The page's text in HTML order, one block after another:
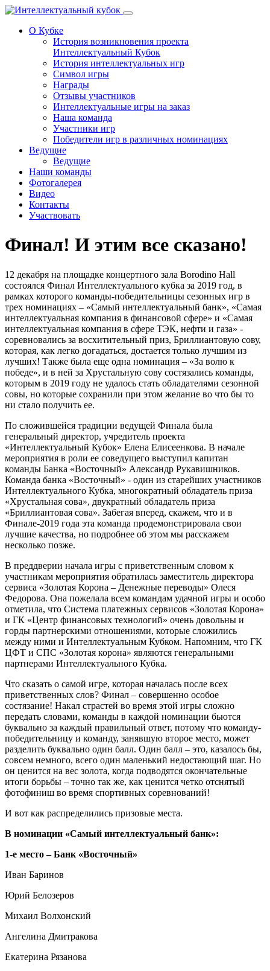
Перейти к основному содержанию
О Кубке
История возникновения проекта
Интеллектуальный Кубок
История интеллектуальных игр
Символ игры
Награды
Отзывы участников
Интеллектуальные игры на заказ
Наша команда
Участники игр
Победители игр в различных номинациях
Ведущие
Ведущие
Наши команды
Фотогалерея
Видео
Контакты
Участвовать
Финал! И этим все сказано!
12 декабря на площадке концертного зала Borodino Hall
состоялся Финал Интеллектуального кубка за 2019 год, в
рамках которого команды-победительницы сезонных игр в
трех номинациях – «Самый интеллектуальный банк», «Самая
интеллектуальная компания в финансовой сфере» и «Самая
интеллектуальная компания в сфере ТЭК, нефти и газа» -
соревновались за восхитительный приз, Бриллиантовую сову,
которая, как легко догадаться, достается только лучшим из
лучших! Также была еще одна номинация – «За волю к
победе», и в ней за Хрустальную сову состязались команды,
которым в 2019 году не удалось стать обладателями сезонной
совы, но которые сохранили при этом желание во что бы то
ни стало получить ее.
По сложившейся традиции ведущей Финала была
генеральный директор, учредитель проекта
«Интеллектуальный Кубок» Елена Елисеенкова. В начале
мероприятия в роли ее соведущего выступил капитан
команды Банка «Восточный» Александр Рукавишников.
Команда банка «Восточный» - один из старейших участников
Интеллектуального Кубка, многократный обладатель приза
«Хрустальная сова», двукратный обладатель приза
«Бриллиантовая сова». Забегая вперед, скажем, что и в
Финале-2019 года эта команда продемонстрировала свои
лучшие качества, но подробнее об этом мы расскажем
несколько позже.
В преддверии начала игры с приветственным словом к
участникам мероприятия обратилась заместитель директора
сервиса «Золотая Корона – Денежные переводы» Олеся
Федорова. Она пожелала всем командам удачной игры и особо
отметила, что Система платежных сервисов «Золотая Корона»
и ГК «Центр финансовых технологий» очень довольны и
горды партнерскими отношениями, которые сложились
между ними и Интеллектуальным Кубком. Напомним, что ГК
ЦФТ и СПС «Золотая корона» являются генеральными
партнерами Интеллектуального Кубка.
Что сказать о самой игре, которая началась после всех
приветственных слов? Финал – совершенно особое
состязание! Накал страстей во время этой игры сложно
передать словами, команды в каждой номинации бьются
буквально за каждый правильный ответ, потому что команду-
победительницу и команду, занявшую второе место, может
разделить буквально один балл. Один балл – это, казалось бы,
совсем немного, всего один маленький недостающий шаг. Но
он ценится на вес золота, когда подводятся окончательные
итоги борьбы – точно так же, как ценится четко отснятый
фотофиниш во время спортивных соревнований!
И вот как распределились призовые места.
В номинации «Самый интеллектуальный банк»:
1-е место – Банк «Восточный»
Иван Баринов
Юрий Белозеров
Михаил Волхонский
Ангелина Дмитракова
Екатерина Рязанова